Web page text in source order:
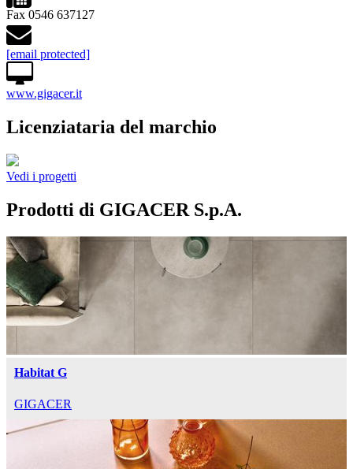
Fax 0546 637127
[email protected]
www.gigacer.it
Licenziataria del marchio
Vedi i progetti
Prodotti di GIGACER S.p.A.
Habitat G
GIGACER